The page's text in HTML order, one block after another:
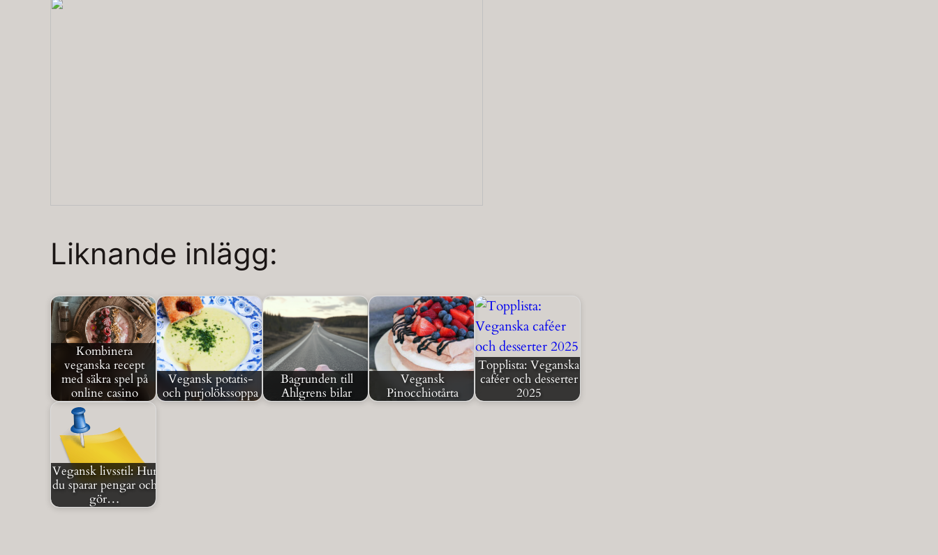
Liknande inlägg:
Kombinera
veganska recept
med säkra spel på
online casino
Vegansk potatis-
och purjolökssoppa
Bagrunden till
Ahlgrens bilar
Vegansk
Pinocchiotårta
Topplista: Veganska
caféer och desserter
2025
Vegansk livsstil: Hur
du sparar pengar och
gör…